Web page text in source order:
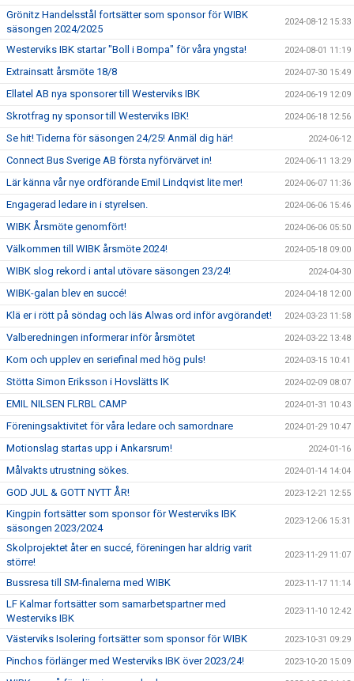
Grönitz Handelsstål fortsätter som sponsor för WIBK
säsongen 2024/2025
2024-08-12 15:33
Westerviks IBK startar "Boll i Bompa" för våra yngsta! 2024-08-01 11:19
Extrainsatt årsmöte 18/8 2024-07-30 15:49
Ellatel AB nya sponsorer till Westerviks IBK 2024-06-19 12:09
Skrotfrag ny sponsor till Westerviks IBK! 2024-06-18 12:56
Se hit! Tiderna för säsongen 24/25! Anmäl dig här! 2024-06-12
Connect Bus Sverige AB första nyförvärvet in! 2024-06-11 13:29
Lär känna vår nye ordförande Emil Lindqvist lite mer! 2024-06-07 11:36
Engagerad ledare in i styrelsen. 2024-06-06 15:46
WIBK Årsmöte genomfört! 2024-06-06 05:50
Välkommen till WIBK årsmöte 2024! 2024-05-18 09:00
WIBK slog rekord i antal utövare säsongen 23/24! 2024-04-30
WIBK-galan blev en succé! 2024-04-18 12:00
Klä er i rött på söndag och läs Alwas ord inför avgörandet! 2024-03-23 11:58
Valberedningen informerar inför årsmötet 2024-03-22 13:48
Kom och upplev en seriefinal med hög puls! 2024-03-15 10:41
Stötta Simon Eriksson i Hovslätts IK 2024-02-09 08:07
EMIL NILSEN FLRBL CAMP 2024-01-31 10:43
Föreningsaktivitet för våra ledare och samordnare 2024-01-29 10:47
Motionslag startas upp i Ankarsrum! 2024-01-16
Målvakts utrustning sökes. 2024-01-14 14:04
GOD JUL & GOTT NYTT ÅR! 2023-12-21 12:55
Kingpin fortsätter som sponsor för Westerviks IBK
säsongen 2023/2024
2023-12-06 15:31
Skolprojektet åter en succé, föreningen har aldrig varit
större!
2023-11-29 11:07
Bussresa till SM-finalerna med WIBK 2023-11-17 11:14
LF Kalmar fortsätter som samarbetspartner med
Westerviks IBK
2023-11-10 12:42
Västerviks Isolering fortsätter som sponsor för WIBK 2023-10-31 09:29
Pinchos förlänger med Westerviks IBK över 2023/24! 2023-10-20 15:09